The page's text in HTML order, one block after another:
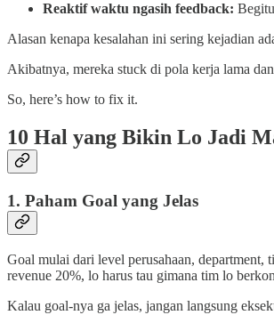
Reaktif waktu ngasih feedback:
Alasan kenapa kesalahan ini sering kejadian
Akibatnya, mereka stuck di pola kerja lama
So, here’s how to fix it.
10 Hal yang Bikin Lo Jadi
1. Paham Goal yang Jelas
Goal mulai dari level perusahaan,
revenue 20%, lo harus tau gimana tim lo
Kalau goal-nya ga jelas, jangan langsung